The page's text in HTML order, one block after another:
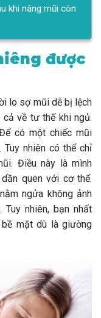
khi nâng mũi còn
được
lo sợ mũi dễ bị lệch
về tư thế khi ngủ.
có một chiếc mũi
nhiên có thể chỉ
Điều này là mình
quen với cơ thể.
ngửa không ảnh
nhiên, bạn nhất
mặt dù là giường